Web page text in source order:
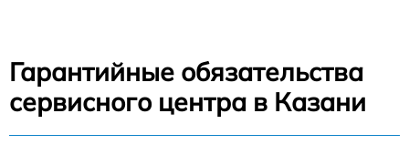
Гарантийные обязательства
сервисного центра в Казани